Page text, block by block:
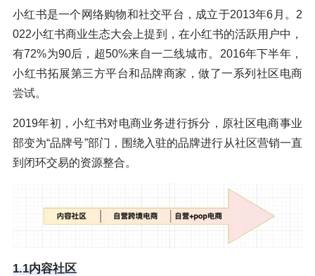
小红书是一个网络购物和社交平台，成立于2013年6月。2
022小红书商业生态大会上提到，在小红书的活跃用户中，
有72%为90后，超50%来自一二线城市。2016年下半年，
小红书拓展第三方平台和品牌商家，做了一系列社区电商
尝试。
2019年初，小红书对电商业务进行拆分，原社区电商事业
部变为“品牌号”部门，围绕入驻的品牌进行从社区营销一直
到闭环交易的资源整合。
1.1内容社区